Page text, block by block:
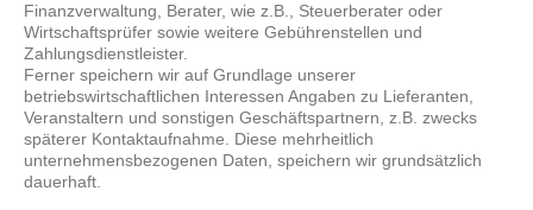
Finanzverwaltung, Berater, wie z.B., Steuerberater oder
Wirtschaftsprüfer sowie weitere Gebührenstellen und
Zahlungsdienstleister.
Ferner speichern wir auf Grundlage unserer
betriebswirtschaftlichen Interessen Angaben zu Lieferanten,
Veranstaltern und sonstigen Geschäftspartnern, z.B. zwecks
späterer Kontaktaufnahme. Diese mehrheitlich
unternehmensbezogenen Daten, speichern wir grundsätzlich
dauerhaft.